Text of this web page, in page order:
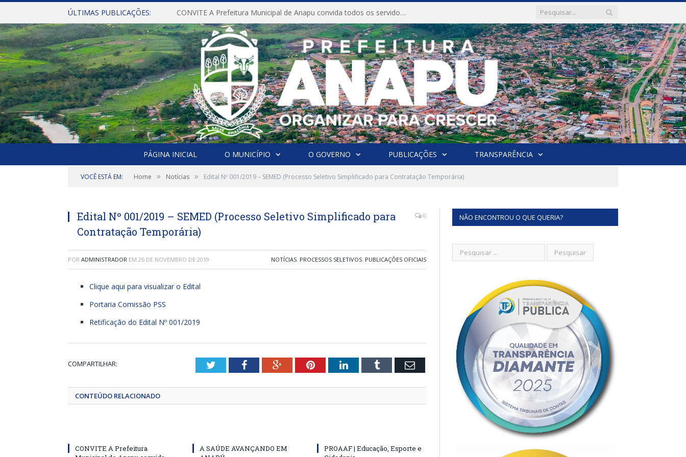
ÚLTIMAS PUBLICAÇÕES: CONVITE A Prefeitura Municipal de Anapu convida todos os servidores públicos municipais para participarem da Audiência Pública de discussão da Lei de Diretrizes Orçamentárias (LDO), importante instrumento de planejamento das ações e investimentos da Administração Pública para o próximo exercício financeiro.
PÁGINA INICIAL O MUNICÍPIO O GOVERNO PUBLICAÇÕES TRANSPARÊNCIA
VOCÊ ESTÁ EM: Home » Notícias » Edital Nº 001/2019 – SEMED (Processo Seletivo Simplificado para Contratação Temporária)
Edital Nº 001/2019 – SEMED (Processo Seletivo Simplificado para
Contratação Temporária)
0
POR ADMINISTRADOR EM 26 DE NOVEMBRO DE 2019 NOTÍCIAS, PROCESSOS SELETIVOS, PUBLICAÇÕES OFICIAIS
Clique aqui para visualizar o Edital
Portaria Comissão PSS
Retificação do Edital Nº 001/2019
COMPARTILHAR: TwitterFacebookGoogle+PinterestLinkedInTumblr Email
CONTEÚDO RELACIONADO
CONVITE A Prefeitura
A SAÚDE AVANÇANDO EM
PROAAF | Educação, Esporte e
NÃO ENCONTROU O QUE QUERIA?